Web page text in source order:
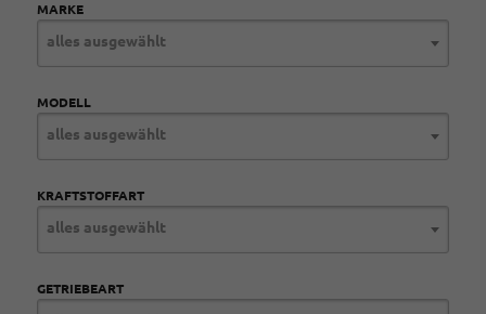
MARKE
alles ausgewählt
MODELL
alles ausgewählt
KRAFTSTOFFART
alles ausgewählt
GETRIEBEART